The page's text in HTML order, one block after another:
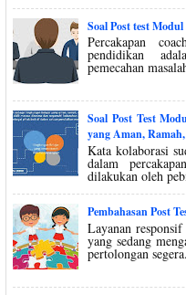
Soal Post test
Percakapan
pendidikan
pemecahan
Soal Post Test
yang Aman,
Kata kolaborasi
dalam
dilakukan oleh
Pembahasan Post
Layanan
yang sedang
pertolongan